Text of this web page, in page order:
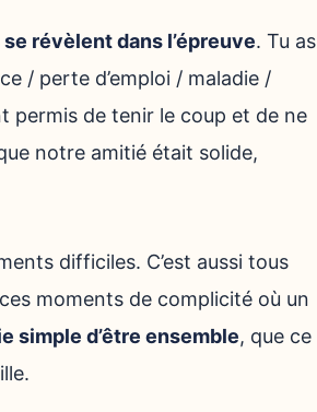
révèlent dans l’épreuve. Tu as
/ perte d’emploi / maladie /
permis de tenir le coup et de ne
notre amitié était solide,
difficiles. C’est aussi tous
moments de complicité où un
simple d’être ensemble, que ce